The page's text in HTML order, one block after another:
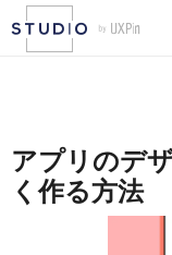
アプリのデ
く作る方法